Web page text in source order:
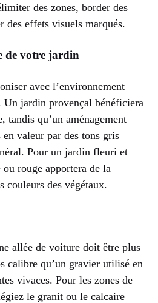
des zones, border des
des effets visuels marqués.
de votre jardin
avec l’environnement
Un jardin provençal bénéficiera
tandis qu’un aménagement
valeur par des tons gris
Pour un jardin fleuri et
rouge apportera de la
couleurs des végétaux.
allée de voiture doit être plus
calibre qu’un gravier utilisé en
vivaces. Pour les zones de
le granit ou le calcaire